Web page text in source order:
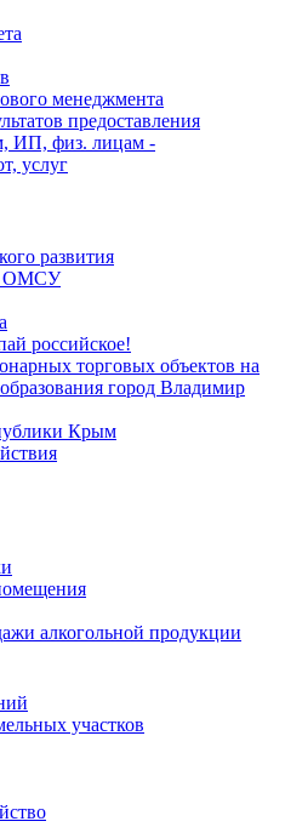
менеджмента
предоставления
ИП, физ. лицам -
услуг
развития
ОМСУ
российское!
торговых объектов на
город Владимир
Крым
алкогольной продукции
участков